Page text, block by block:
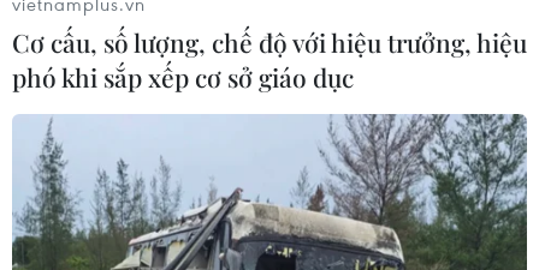
Cơ cấu, số lượng, chế độ với hiệu trưởng, hiệu
phó khi sắp xếp cơ sở giáo dục